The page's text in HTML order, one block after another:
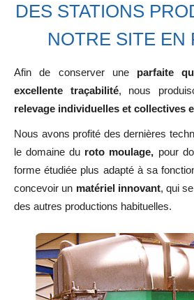
DES STATIONS
NOTRE SITE EN
Afin de conserver une parfaite
excellente traçabilité, nous
relevage individuelles et collectives
Nous avons profité des dernières
le domaine du roto moulage, pour
forme étudiée plus adapté à sa
concevoir un matériel innovant, qui
des autres productions habituelles.